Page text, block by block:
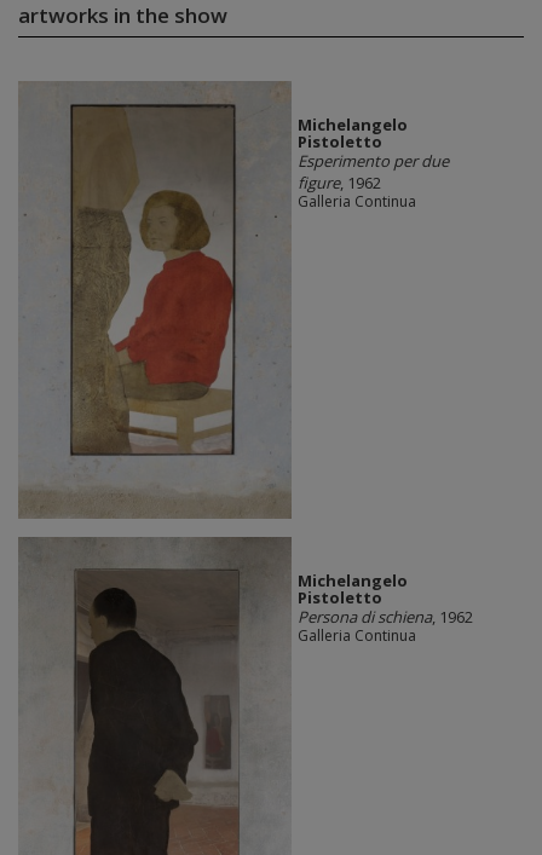
artworks in the show
Michelangelo
Pistoletto
Esperimento per due
figure, 1962
Galleria Continua
Michelangelo
Pistoletto
Persona di schiena, 1962
Galleria Continua